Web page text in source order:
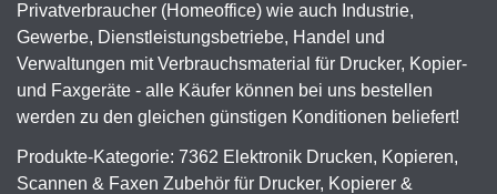
Privatverbraucher (Homeoffice) wie auch Industrie,
Gewerbe, Dienstleistungsbetriebe, Handel und
Verwaltungen mit Verbrauchsmaterial für Drucker, Kopier-
und Faxgeräte - alle Käufer können bei uns bestellen
werden zu den gleichen günstigen Konditionen beliefert!
Produkte-Kategorie: 7362 Elektronik Drucken, Kopieren,
Scannen & Faxen Zubehör für Drucker, Kopierer &